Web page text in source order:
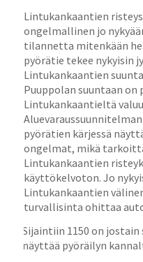
Lintukankaantien
ongelmallinen jo
tilannetta mitenkään
pyörätie tekee nykyisin
Lintukankaantien
Puuppolan suuntaan on
Lintukankaantieltä
pyörätien kärjessä
ongelmat, mikä
Lintukankaantien
käyttökelvoton. Jo
Lintukankaantien
turvallisinta ohittaa
Sijaintiin 1150 on
näyttää pyöräilyn